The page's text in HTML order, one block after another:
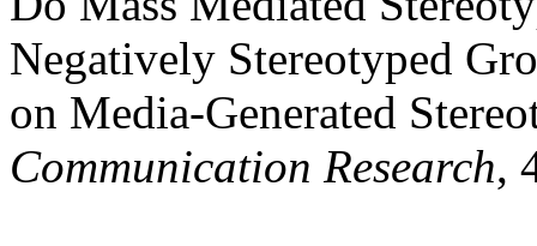
Negatively Stereotyped
on Media-Generated
Communication Research,